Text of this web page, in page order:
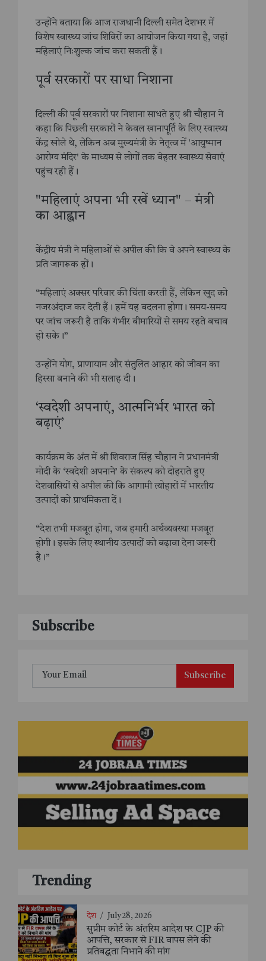
उन्होंने बताया कि आज राजधानी दिल्ली समेत देशभर में
विशेष स्वास्थ्य जांच शिविरों का आयोजन किया गया है, जहां
महिलाएं निःशुल्क जांच करा सकती हैं।
पूर्व सरकारों पर साधा निशाना
दिल्ली की पूर्व सरकारों पर निशाना साधते हुए श्री चौहान ने
कहा कि पिछली सरकारों ने केवल खानापूर्ति के लिए स्वास्थ्य
केंद्र खोले थे, लेकिन अब मुख्यमंत्री के नेतृत्व में 'आयुष्मान
आरोग्य मंदिर' के माध्यम से लोगों तक बेहतर स्वास्थ्य सेवाएं
पहुंच रही हैं।
"महिलाएं अपना भी रखें ध्यान" – मंत्री
का आह्वान
केंद्रीय मंत्री ने महिलाओं से अपील की कि वे अपने स्वास्थ्य के
प्रति जागरूक हों।
“महिलाएं अक्सर परिवार की चिंता करती हैं, लेकिन खुद को
नजरअंदाज कर देती हैं। हमें यह बदलना होगा। समय-समय
पर जांच जरूरी है ताकि गंभीर बीमारियों से समय रहते बचाव
हो सके।”
उन्होंने योग, प्राणायाम और संतुलित आहार को जीवन का
हिस्सा बनाने की भी सलाह दी।
‘स्वदेशी अपनाएं, आत्मनिर्भर भारत को
बढ़ाएं’
कार्यक्रम के अंत में श्री शिवराज सिंह चौहान ने प्रधानमंत्री
मोदी के ‘स्वदेशी अपनाने’ के संकल्प को दोहराते हुए
देशवासियों से अपील की कि आगामी त्योहारों में भारतीय
उत्पादों को प्राथमिकता दें।
“देश तभी मजबूत होगा, जब हमारी अर्थव्यवस्था मजबूत
होगी। इसके लिए स्थानीय उत्पादों को बढ़ावा देना जरूरी
है।”
Subscribe
Subscribe
Trending
देश / July 28, 2026
सुप्रीम कोर्ट के अंतरिम आदेश पर CJP की
आपत्ति, सरकार से FIR वापस लेने की
प्रतिबद्धता निभाने की मांग